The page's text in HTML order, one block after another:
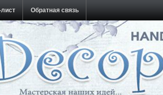
Обратная связь